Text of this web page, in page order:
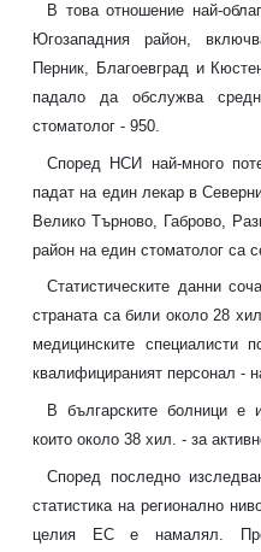
В това отношение най-
Югозападния район,
Перник, Благоевград и
падало да обслужва
стоматолог - 950.
Според НСИ най-много
падат на един лекар в
Велико Търново, Габрово,
район на един стоматолог са
Статистическите данни
страната са били около 28
медицинските специалисти
квалифицираният персонал -
В българските болници
които около 38 хил. - за
Според последно
статистика на регионално
целия ЕС е намалял.